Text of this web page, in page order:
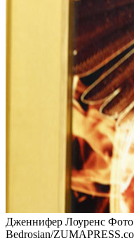
Дженнифер Лоуренс
Bedrosian/